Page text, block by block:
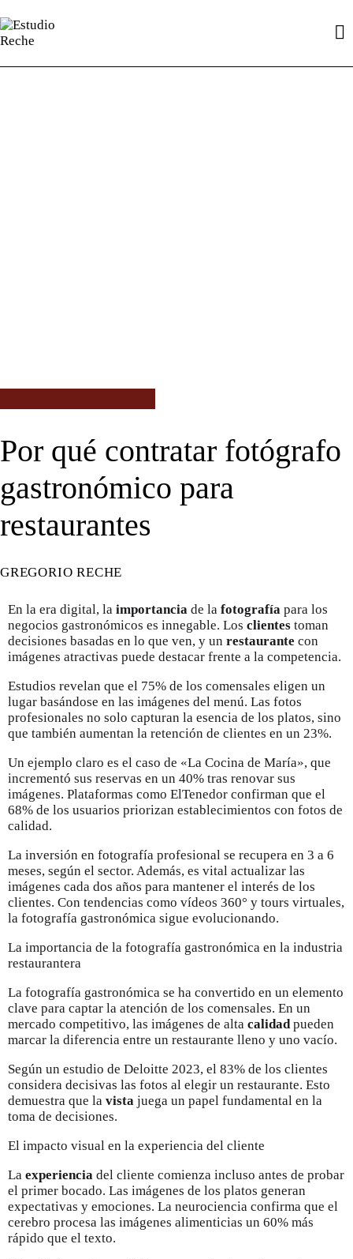
Por qué contratar fotógrafo
gastronómico para
restaurantes
GREGORIO RECHE
En la era digital, la importancia de la fotografía para los
negocios gastronómicos es innegable. Los clientes toman
decisiones basadas en lo que ven, y un restaurante con
imágenes atractivas puede destacar frente a la competencia.
Estudios revelan que el 75% de los comensales eligen un
lugar basándose en las imágenes del menú. Las fotos
profesionales no solo capturan la esencia de los platos, sino
que también aumentan la retención de clientes en un 23%.
Un ejemplo claro es el caso de «La Cocina de María», que
incrementó sus reservas en un 40% tras renovar sus
imágenes. Plataformas como ElTenedor confirman que el
68% de los usuarios priorizan establecimientos con fotos de
calidad.
La inversión en fotografía profesional se recupera en 3 a 6
meses, según el sector. Además, es vital actualizar las
imágenes cada dos años para mantener el interés de los
clientes. Con tendencias como vídeos 360° y tours virtuales,
la fotografía gastronómica sigue evolucionando.
La importancia de la fotografía gastronómica en la industria
restaurantera
La fotografía gastronómica se ha convertido en un elemento
clave para captar la atención de los comensales. En un
mercado competitivo, las imágenes de alta calidadpueden
marcar la diferencia entre un restaurante lleno y uno vacío.
Según un estudio de Deloitte 2023, el 83% de los clientes
considera decisivas las fotos al elegir un restaurante. Esto
demuestra que la vista juega un papel fundamental en la
toma de decisiones.
El impacto visual en la experiencia del cliente
La experiencia del cliente comienza incluso antes de probar
el primer bocado. Las imágenes de los platos generan
expectativas y emociones. La neurociencia confirma que el
cerebro procesa las imágenes alimenticias un 60% más
rápido que el texto.